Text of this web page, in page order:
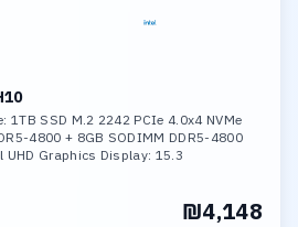
1TB SSD M.2 2242 PCIe 4.0x4 NVMe
4800 + 8GB SODIMM DDR5-4800
Graphics Display: 15.3
₪4,148